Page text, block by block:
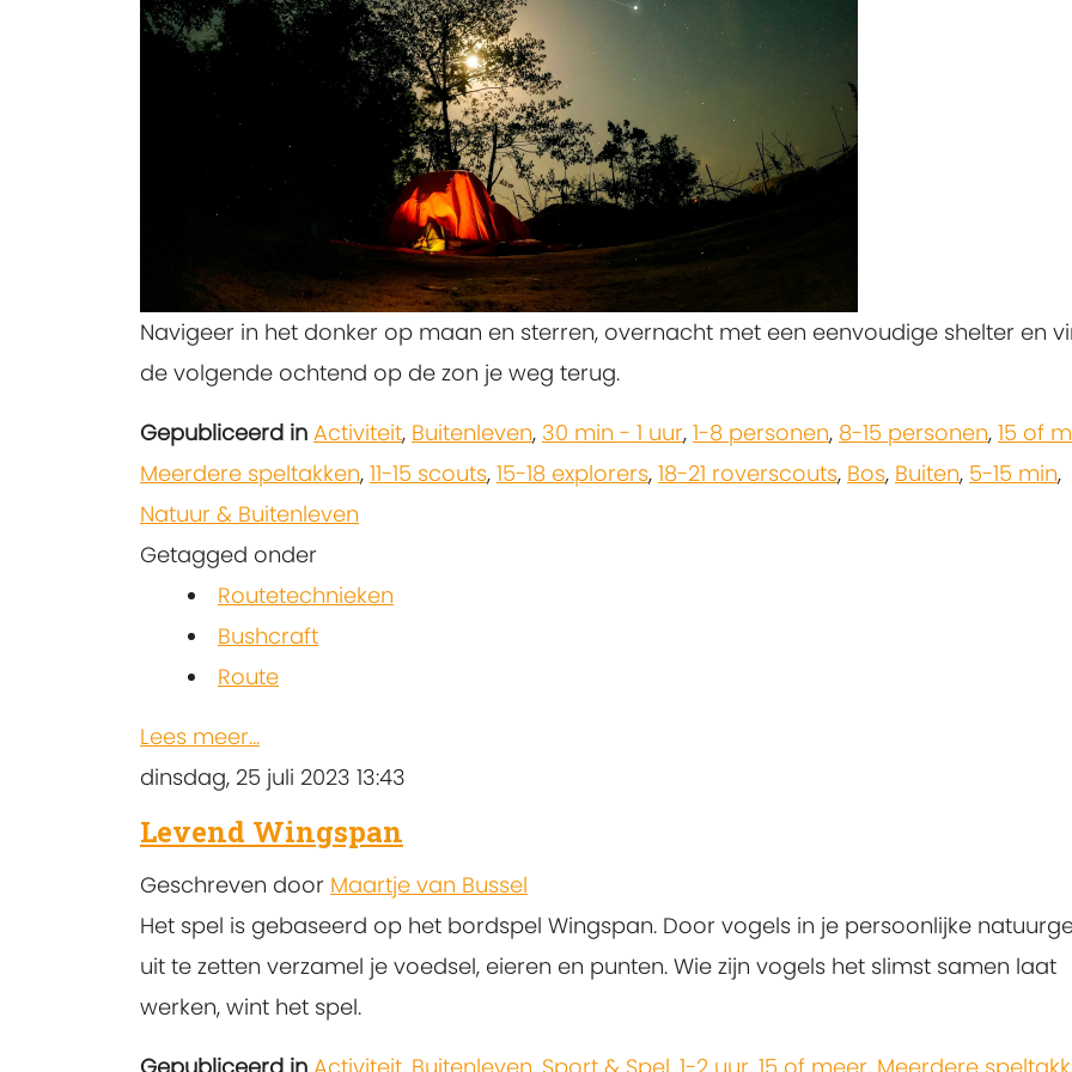
Navigeer in het donker op maan en sterren, overnacht met een eenvoudige shelter en
de volgende ochtend op de zon je weg terug.
Gepubliceerd in Activiteit, Buitenleven, 30 min - 1 uur, 1-8 personen, 8-15 personen, 15 of
Meerdere speltakken, 11-15 scouts, 15-18 explorers, 18-21 roverscouts, Bos, Buiten, 5-15 min,
Natuur & Buitenleven
Getagged onder
Routetechnieken
Bushcraft
Route
Lees meer...
dinsdag, 25 juli 2023 13:43
Levend Wingspan
Geschreven door Maartje van Bussel
Het spel is gebaseerd op het bordspel Wingspan. Door vogels in je persoonlijke
uit te zetten verzamel je voedsel, eieren en punten. Wie zijn vogels het slimst samen laat
werken, wint het spel.